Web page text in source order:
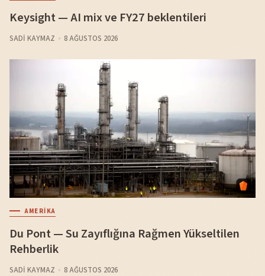
Keysight — AI mix ve FY27 beklentileri
SADI KAYMAZ 8 AĞUSTOS 2026
AMERIKA
Du Pont — Su Zayıflığına Rağmen Yükseltilen
Rehberlik
SADI KAYMAZ 8 AĞUSTOS 2026